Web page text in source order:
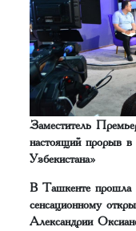
Заместитель
настоящий прорыв в
Узбекистана»
В Ташкенте прошла
сенсационному
Александрии